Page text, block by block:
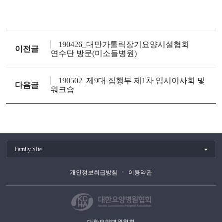
이전글
190426_대만가톨릭장기요양시설협회
연수단 방문(미소들병원)
다음글
190502_제9대 집행부 제1차 임시이사회 및
워크숍
Family SIte
개인정보취급방침 이용약관